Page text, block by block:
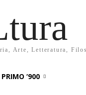
Arte, Letteratura,
PRIMO ‘900